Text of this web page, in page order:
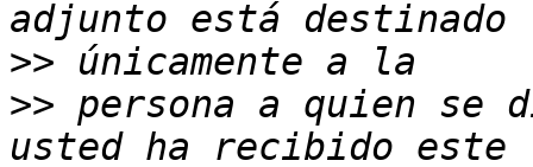
>>
>> persona a quien